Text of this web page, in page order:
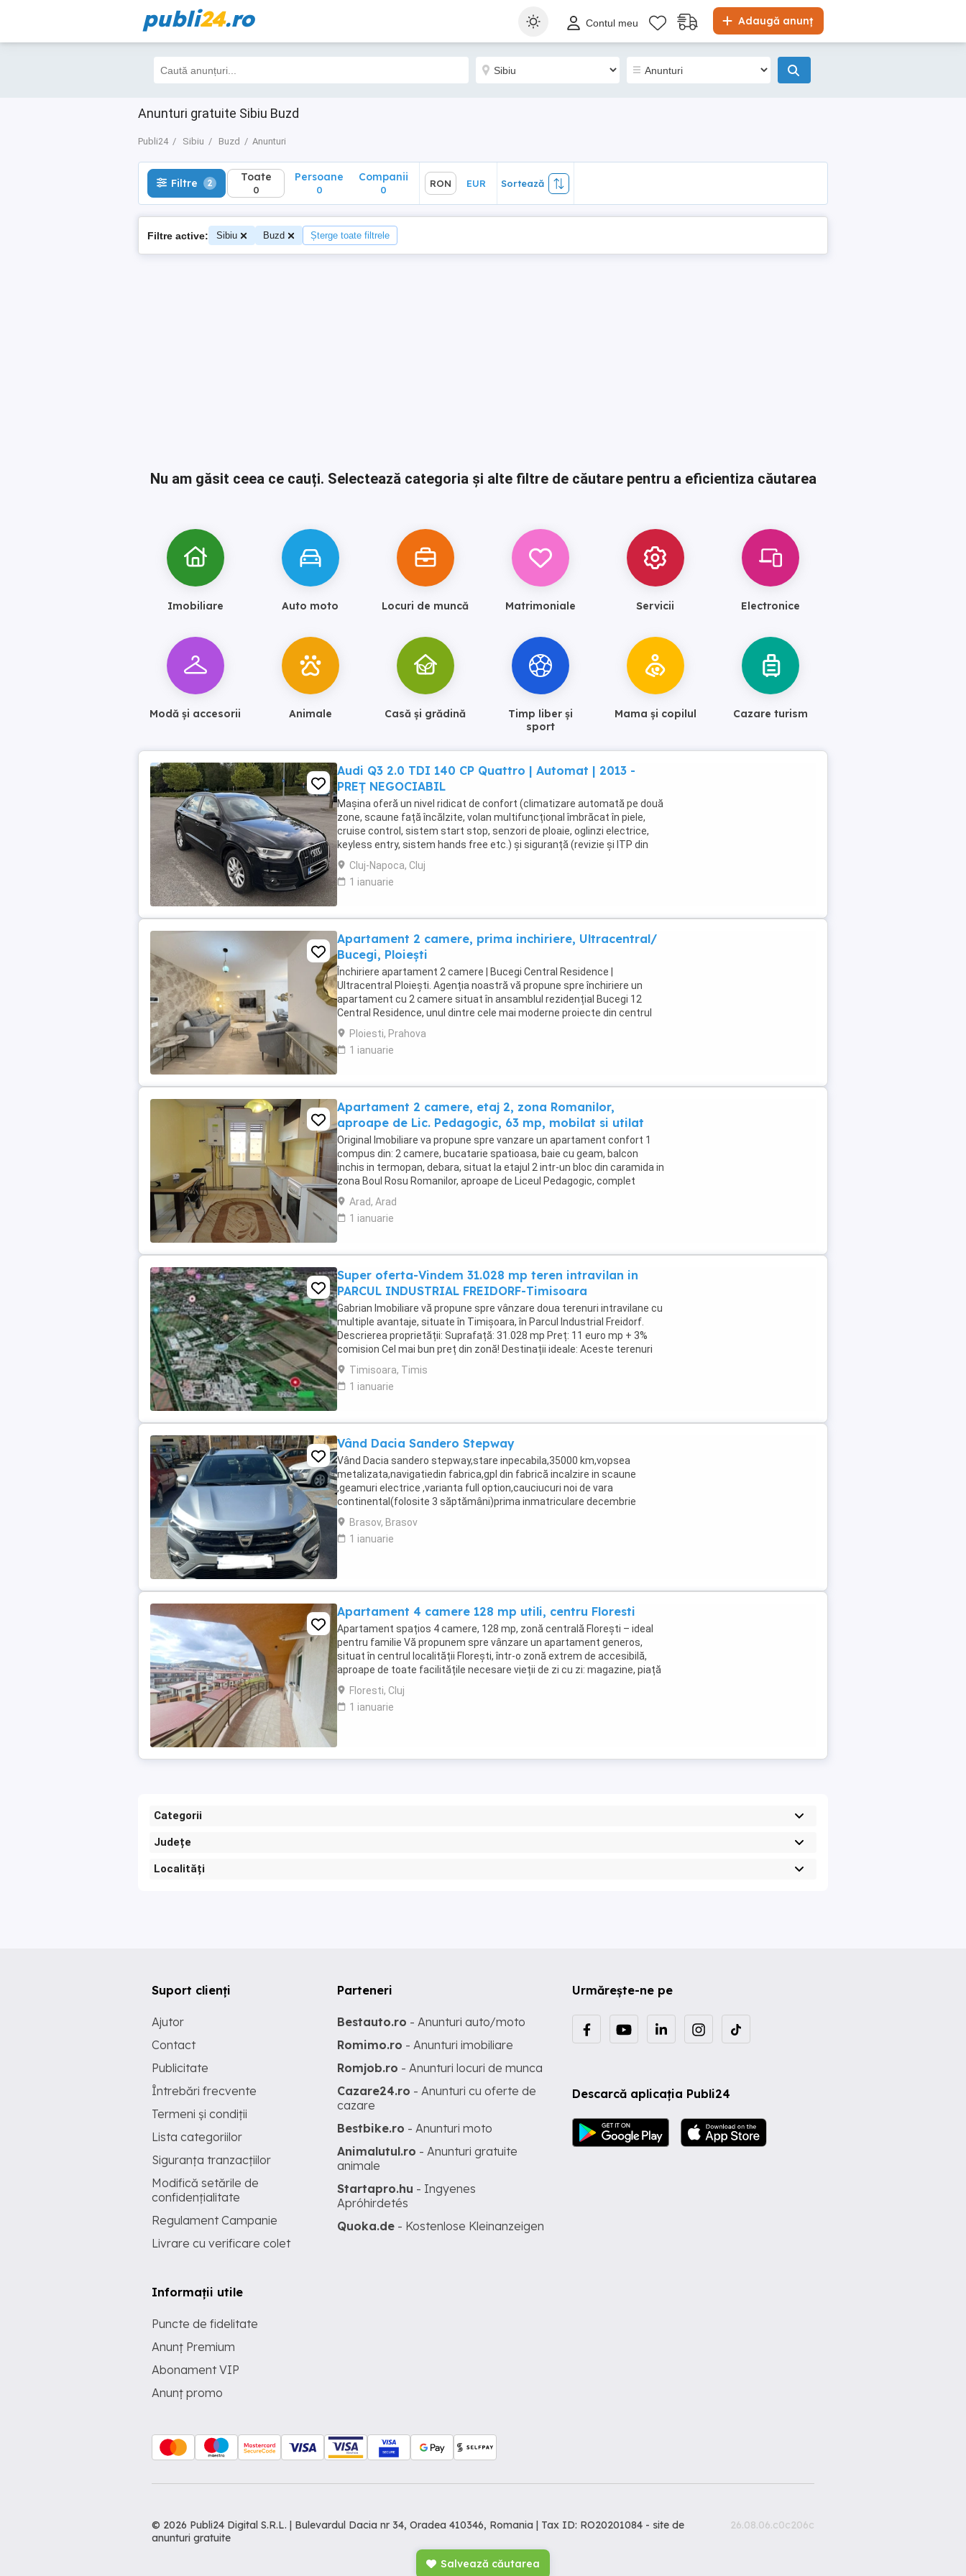
publi24.ro Adaugă anunț
Contul meu
Anunturi gratuite Sibiu Buzd
Publi24 Sibiu Buzd Anunturi
Filtre 2 Toate
0
Sortează
Filtre 2 Toate
0
Persoane
0
Companii
0
RON EUR Sortează
Filtre active: Sibiu Buzd Șterge toate filtrele
Nu am găsit ceea ce cauți. Selectează categoria și alte filtre de căutare pentru a eficientiza căutarea
Imobiliare Auto moto Locuri de muncă Matrimoniale Servicii Electronice
Modă și accesorii Animale Casă și grădină
Timp liber și
sport
Mama și copilul Cazare turism
Audi Q3 2.0 TDI 140 CP Quattro | Automat | 2013 -
PREȚ NEGOCIABIL
Mașina oferă un nivel ridicat de confort (climatizare automată pe două
zone, scaune față încălzite, volan multifuncțional îmbrăcat în piele,
cruise control, sistem start stop, senzori de ploaie, oglinzi electrice,
keyless entry, sistem hands free etc.) și siguranță (revizie și ITP din
iunie 2026, plăcuțe ...
Cluj-Napoca, Cluj
1 ianuarie
Apartament 2 camere, prima inchiriere, Ultracentral/
Bucegi, Ploiești
Închiriere apartament 2 camere | Bucegi Central Residence |
Ultracentral Ploiești. Agenția noastră vă propune spre închiriere un
apartament cu 2 camere situat în ansamblul rezidențial Bucegi 12
Central Residence, unul dintre cele mai moderne proiecte din centrul
municipiului Ploiești, poziționat în ...
Ploiesti, Prahova
1 ianuarie
Apartament 2 camere, etaj 2, zona Romanilor,
aproape de Lic. Pedagogic, 63 mp, mobilat si utilat
Original Imobiliare va propune spre vanzare un apartament confort 1
compus din: 2 camere, bucatarie spatioasa, baie cu geam, balcon
inchis in termopan, debara, situat la etajul 2 intr-un bloc din caramida in
zona Boul Rosu Romanilor, aproape de Liceul Pedagogic, complet
mobilat si utilat, suprafata ...
Arad, Arad
1 ianuarie
Super oferta-Vindem 31.028 mp teren intravilan in
PARCUL INDUSTRIAL FREIDORF-Timisoara
Gabrian Imobiliare vă propune spre vânzare doua terenuri intravilane cu
multiple avantaje, situate în Timișoara, în Parcul Industrial Freidorf.
Descrierea proprietății: Suprafață: 31.028 mp Preț: 11 euro mp + 3%
comision Cel mai bun preț din zonă! Destinații ideale: Aceste terenuri
intravilane sunt ...
Timisoara, Timis
1 ianuarie
Vând Dacia Sandero Stepway
Vând Dacia sandero stepway,stare inpecabila,35000 km,vopsea
metalizata,navigatiedin fabrica,gpl din fabrică incalzire in scaune
,geamuri electrice ,varianta full option,cauciucuri noi de vara
continental(folosite 3 săptămâni)prima inmatriculare decembrie
2021,Gsi,computer de bord,aer conditionat,inchidere ...
Brasov, Brasov
1 ianuarie
Apartament 4 camere 128 mp utili, centru Floresti
Apartament spațios 4 camere, 128 mp, zonă centrală Florești – ideal
pentru familie Vă propunem spre vânzare un apartament generos,
situat în centrul localității Florești, într-o zonă extrem de accesibilă,
aproape de toate facilitățile necesare vieții de zi cu zi: magazine, piață
agroalimentară, supermarketuri, ...
Floresti, Cluj
1 ianuarie
Categorii
Județe
Localități
Salvează căutarea
Urmărește-ne pe
Descarcă aplicația Publi24
Suport clienți
Ajutor
Contact
Publicitate
Întrebări frecvente
Termeni și condiții
Lista categoriilor
Siguranța tranzacțiilor
Modifică setările de
confidențialitate
Regulament Campanie
Livrare cu verificare colet
Informații utile
Puncte de fidelitate
Anunț Premium
Abonament VIP
Anunț promo
Parteneri
Bestauto.ro - Anunturi auto/moto
Romimo.ro - Anunturi imobiliare
Romjob.ro - Anunturi locuri de munca
Cazare24.ro - Anunturi cu oferte de
cazare
Bestbike.ro - Anunturi moto
Animalutul.ro - Anunturi gratuite
animale
Startapro.hu - Ingyenes
Apróhirdetés
Quoka.de - Kostenlose Kleinanzeigen
© 2026 Publi24 Digital S.R.L. | Bulevardul Dacia nr 34, Oradea 410346, Romania | Tax ID: RO20201084 - site de
anunturi gratuite
26.08.06.c0c206c